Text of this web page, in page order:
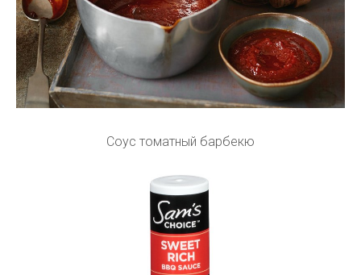
Соус томатный барбекю